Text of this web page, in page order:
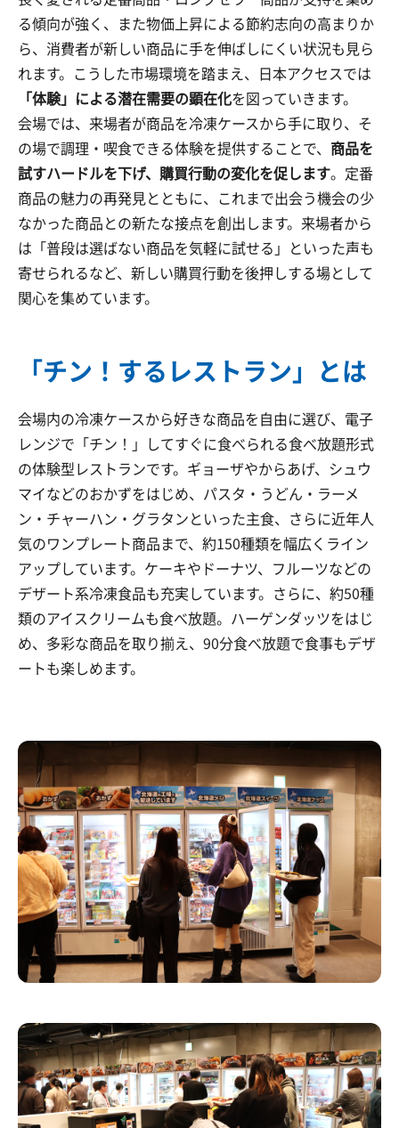
る傾向が強く、また物価上昇による節約志向の高まりか
ら、消費者が新しい商品に手を伸ばしにくい状況も見ら
れます。こうした市場環境を踏まえ、日本アクセスでは
「体験」による潜在需要の顕在化を図っていきます。
会場では、来場者が商品を冷凍ケースから手に取り、そ
の場で調理・喫食できる体験を提供することで、 商品を
試すハードルを下げ、購買行動の変化を促します。定番
商品の魅力の再発見とともに、これまで出会う機会の少
なかった商品との新たな接点を創出します。来場者から
は「普段は選ばない商品を気軽に試せる」といった声も
寄せられるなど、新しい購買行動を後押しする場として
関心を集めています。
「チン！するレストラン」とは
会場内の冷凍ケースから好きな商品を自由に選び、電子
レンジで「チン！」してすぐに食べられる食べ放題形式
の体験型レストランです。ギョーザやからあげ、シュウ
マイなどのおかずをはじめ、パスタ・うどん・ラーメ
ン・チャーハン・グラタンといった主食、さらに近年人
気のワンプレート商品まで、約150種類を幅広くライン
アップしています。ケーキやドーナツ、フルーツなどの
デザート系冷凍食品も充実しています。さらに、約50種
類のアイスクリームも食べ放題。ハーゲンダッツをはじ
め、多彩な商品を取り揃え、90分食べ放題で食事もデザ
ートも楽しめます。